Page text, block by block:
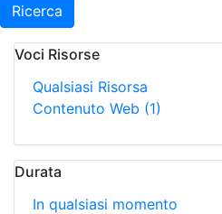
Ricerca
Voci Risorse
Qualsiasi Risorsa
Contenuto Web (1)
Durata
In qualsiasi momento